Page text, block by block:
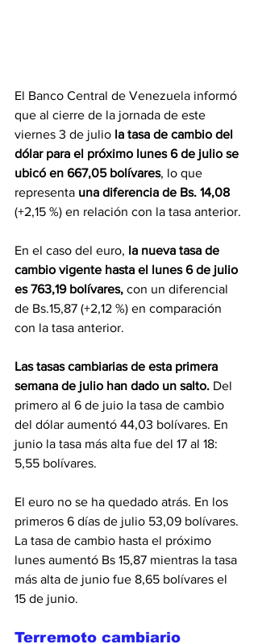
El Banco Central de Venezuela informó
que al cierre de la jornada de este
viernes 3 de julio la tasa de cambio del
dólar para el próximo lunes 6 de julio se
ubicó en 667,05 bolívares, lo que
representa una diferencia de Bs. 14,08
(+2,15 %) en relación con la tasa anterior.
En el caso del euro, la nueva tasa de
cambio vigente hasta el lunes 6 de julio
es 763,19 bolívares, con un diferencial
de Bs.15,87 (+2,12 %) en comparación
con la tasa anterior.
Las tasas cambiarias de esta primera
semana de julio han dado un salto. Del
primero al 6 de juio la tasa de cambio
del dólar aumentó 44,03 bolívares. En
junio la tasa más alta fue del 17 al 18:
5,55 bolívares.
El euro no se ha quedado atrás. En los
primeros 6 días de julio 53,09 bolívares.
La tasa de cambio hasta el próximo
lunes aumentó Bs 15,87 mientras la tasa
más alta de junio fue 8,65 bolívares el
15 de junio.
Terremoto cambiario